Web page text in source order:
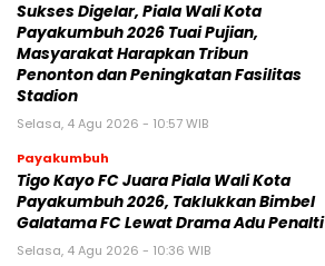
Sukses Digelar, Piala Wali Kota
Payakumbuh 2026 Tuai Pujian,
Masyarakat Harapkan Tribun
Penonton dan Peningkatan Fasilitas
Stadion
Selasa, 4 Agu 2026 - 10:57 WIB
Payakumbuh
Tigo Kayo FC Juara Piala Wali Kota
Payakumbuh 2026, Taklukkan Bimbel
Galatama FC Lewat Drama Adu Penalti
Selasa, 4 Agu 2026 - 10:36 WIB